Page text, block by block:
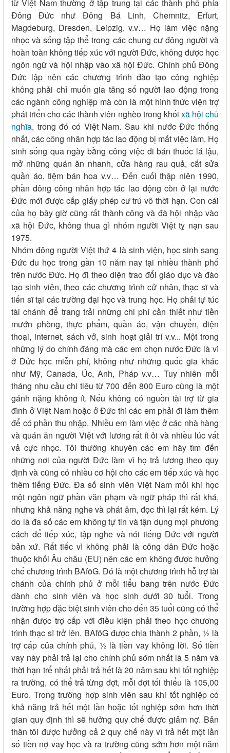
từ Việt Nam thường ở tập trung tại các thành phố phía
Đông Đức như Đông Bá Linh, Chemnitz, Erfurt,
Magdeburg, Dresden, Leipzig, v.v… Họ làm việc nặng
nhọc và sống tập thể trong các chung cư đông người và
hoàn toàn không tiếp xúc với người Đức, không được học
ngôn ngữ và hội nhập vào xã hội Đức. Chính phủ Đông
Đức lập nên các chương trình đào tạo công nghiệp
không phải chỉ muốn gia tăng số người lao động trong
các ngành công nghiệp mà còn là một hình thức viện trợ
phát triển cho các thành viên nghèo trong khối xã hội chủ
nghĩa, trong đó có Việt Nam. Sau khi nước Đức thống
nhất, các công nhân hợp tác lao động bị mất việc làm. Họ
sinh sống qua ngày bằng công việc đi bán thuốc lá lậu,
mở những quán ăn nhanh, cửa hàng rau quả, cắt sửa
quần áo, tiệm bán hoa v.v… Đến cuối thập niên 1990,
phần đông công nhân hợp tác lao động còn ở lại nước
Đức mới được cấp giấy phép cư trú vô thời hạn. Con cái
của họ bây giờ cũng rất thành công và đã hội nhập vào
xã hội Đức, không thua gì nhóm người Việt tỵ nạn sau
1975.
Nhóm đông người Việt thứ 4 là sinh viện, học sinh sang
Đức du học trong gần 10 năm nay tại nhiều thành phố
trên nước Đức. Họ đi theo diện trao đổi giáo dục và đào
tạo sinh viên, theo các chương trình cử nhân, thạc sĩ và
tiến sĩ tại các trường đại học và trung học. Họ phải tự túc
tài chánh để trang trải những chi phí cần thiết như tiền
mướn phòng, thực phẩm, quần áo, vận chuyển, điện
thoại, internet, sách vở, sinh hoạt giải trí v.v... Một trong
những lý do chính đáng mà các em chọn nước Đức là vì
ở Đức học miễn phí, không như những quốc gia khác
như Mỹ, Canada, Úc, Anh, Pháp v.v… Tuy nhiên mỗi
tháng nhu cầu chi tiêu từ 700 đến 800 Euro cũng là một
gánh nặng không ít. Nếu không có nguồn tài trợ từ gia
đình ở Việt Nam hoặc ở Đức thì các em phải đi làm thêm
để có phần thu nhập. Nhiều em làm việc ở các nhà hàng
và quán ăn người Việt với lương rất ít ỏi và nhiều lúc vất
vả cực nhọc. Tôi thường khuyên các em hãy tìm đến
những nơi của người Đức làm vì họ trả lương theo quy
định và cũng có nhiều cơ hội cho các em tiếp xúc và học
thêm tiếng Đức. Đa số sinh viên Việt Nam mỗi khi học
một ngôn ngữ phần văn phạm và ngữ pháp thì rất khá,
nhưng khả năng nghe và phát âm, đọc thì lại rất kém. Lý
do là đa số các em không tự tin và tận dụng mọi phương
cách để tiếp xúc, tập nghe và nói tiếng Đức với người
bản xứ. Rất tiếc vì không phải là công dân Đức hoặc
thuộc khối Âu châu (EU) nên các em không được hưởng
chế chương trình BAföG. Đó là một chương trình hỗ trợ tài
chánh của chính phủ ở mỗi tiểu bang trên nước Đức
dành cho sinh viên và học sinh dưới 30 tuổi. Trong
trường hợp đặc biệt sinh viên cho đến 35 tuổi cũng có thể
nhận được trợ cấp với điều kiện phải theo học chương
trình thạc sĩ trở lên. BAföG được chia thành 2 phần, ½ là
trợ cấp của chính phủ, ½ là tiền vay không lời. Số tiền
vay này phải trả lại cho chính phủ sớm nhất là 5 năm và
thời hạn trể nhất phải trả hết là 20 năm sau khi tốt nghiệp
ra trường, có thể trả từng đợt, mỗi đợt tối thiểu là 105,00
Euro. Trong trường hợp sinh viên sau khi tốt nghiệp có
khả năng trả hết một lần hoặc tốt nghiệp sớm hơn thời
gian quy định thì sẽ hưởng quy chế được giảm nợ. Bản
thân tôi được hưởng cả 2 quy chế này vì trả hết một lần
số tiền nợ vay học và ra trường cũng sớm hơn một năm